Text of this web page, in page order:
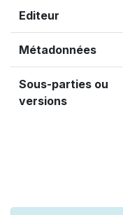
Editeur
Métadonnées
Sous-parties ou
versions